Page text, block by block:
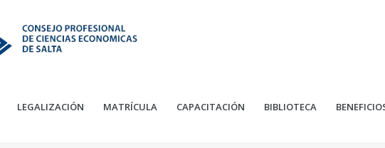
LEGALIZACIÓN MATRÍCULA CAPACITACIÓN BIBLIOTECA